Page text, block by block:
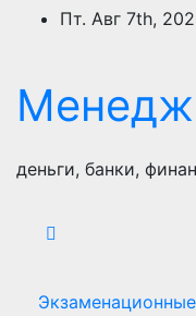
ПерейтиПт. Авг 7th,
деньги, банки,